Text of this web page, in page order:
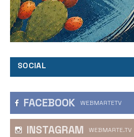
SOCIAL
FACEBOOK WEBMARTETV
INSTAGRAM WEBMARTE.TV